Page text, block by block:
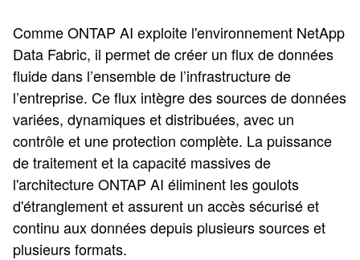
Comme ONTAP AI exploite l'environnement NetApp
Data Fabric, il permet de créer un flux de données
fluide dans l’ensemble de l’infrastructure de
l’entreprise. Ce flux intègre des sources de données
variées, dynamiques et distribuées, avec un
contrôle et une protection complète. La puissance
de traitement et la capacité massives de
l'architecture ONTAP AI éliminent les goulots
d'étranglement et assurent un accès sécurisé et
continu aux données depuis plusieurs sources et
plusieurs formats.